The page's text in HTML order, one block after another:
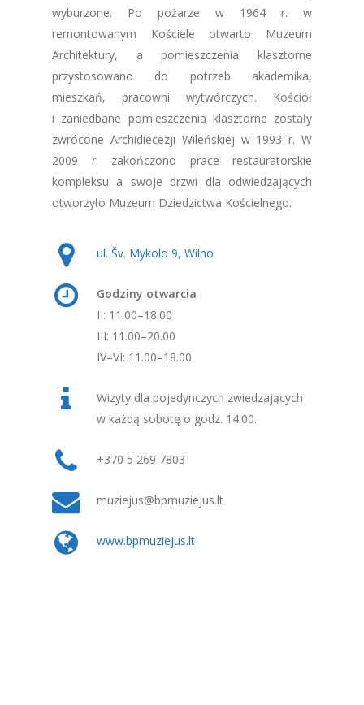
wyburzone. Po pożarze w 1964 r. w
remontowanym Kościele otwarto Muzeum
Architektury, a pomieszczenia klasztorne
przystosowano do potrzeb akademika,
mieszkań, pracowni wytwórczych. Kościół
i zaniedbane pomieszczenia klasztorne zostały
zwrócone Archidiecezji Wileńskiej w 1993 r. W
2009 r. zakończono prace restauratorskie
kompleksu a swoje drzwi dla odwiedzających
otworzyło Muzeum Dziedzictwa Kościelnego.
ul. Šv. Mykolo 9, Wilno
Godziny otwarcia
II: 11.00–18.00
III: 11.00–20.00
IV–VI: 11.00–18.00
Wizyty dla pojedynczych zwiedzających
w każdą sobotę o godz. 14.00.
+370 5 269 7803
muziejus@bpmuziejus.lt
www.bpmuziejus.lt